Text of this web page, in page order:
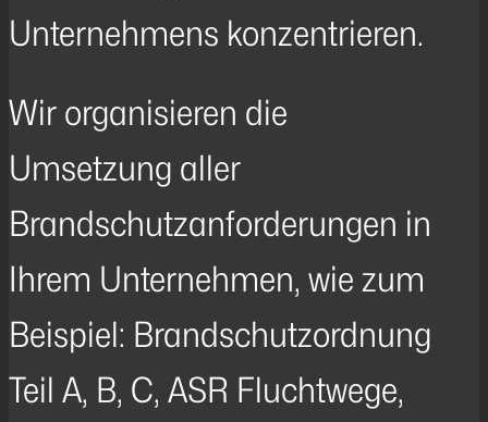
Unternehmens konzentrieren.
Wir organisieren die
Umsetzung aller
Brandschutzanforderungen in
Ihrem Unternehmen, wie zum
Beispiel: Brandschutzordnung
Teil A, B, C, ASR Fluchtwege,